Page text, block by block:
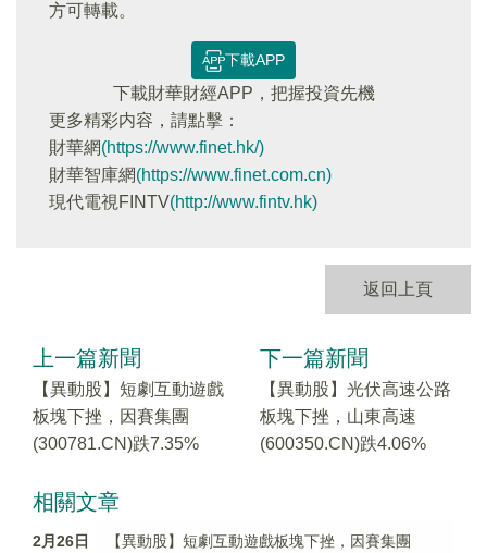
方可轉載。
下載APP
下載財華財經APP，把握投資先機
更多精彩内容，請點擊：
財華網(https://www.finet.hk/)
財華智庫網(https://www.finet.com.cn)
現代電視FINTV(http://www.fintv.hk)
返回上頁
上一篇新聞
【異動股】短劇互動遊戲
板塊下挫，因賽集團
(300781.CN)跌7.35%
下一篇新聞
【異動股】光伏高速公路
板塊下挫，山東高速
(600350.CN)跌4.06%
相關文章
2月26日
【異動股】短劇互動遊戲板塊下挫，因賽集團